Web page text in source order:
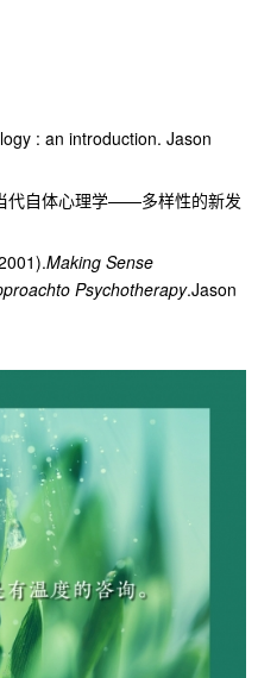
: an introduction. Jason
代自体心理学——多样性的新发
Making Sense
Psychotherapy.Jason